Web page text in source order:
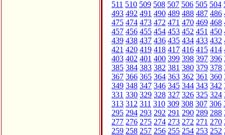
511 510 509 508 507 506 505 504
493 492 491 490 489 488 487 486
475 474 473 472 471 470 469 468
457 456 455 454 453 452 451 450
439 438 437 436 435 434 433 432
421 420 419 418 417 416 415 414
403 402 401 400 399 398 397 396
385 384 383 382 381 380 379 378
367 366 365 364 363 362 361 360
349 348 347 346 345 344 343 342
331 330 329 328 327 326 325 324
313 312 311 310 309 308 307 306
295 294 293 292 291 290 289 288
277 276 275 274 273 272 271 270
259 258 257 256 255 254 253 252